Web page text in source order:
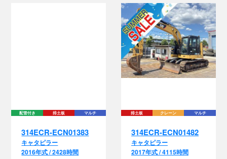
配管付き 排土板 マルチ
314ECR-ECN01383
キャタピラー
2016年式 / 2428時間
排土板 クレーン マルチ
314ECR-ECN01482
キャタピラー
2017年式 / 4115時間